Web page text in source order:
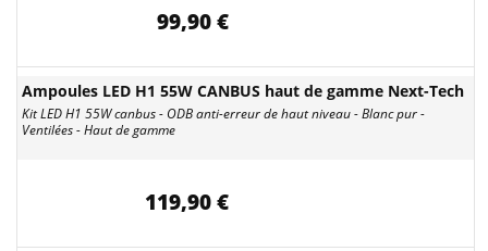
99,90 €
Ampoules LED H1 55W CANBUS haut de gamme Next-Tech
Kit LED H1 55W canbus - ODB anti-erreur de haut niveau - Blanc pur -
Ventilées - Haut de gamme
119,90 €